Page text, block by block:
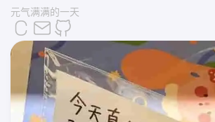
元气满满的一天